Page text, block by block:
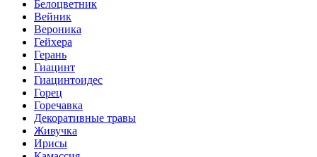
Белоцветник
Вейник
Вероника
Гейхера
Герань
Гиацинт
Гиацинтоидес
Горец
Горечавка
Декоративные травы
Живучка
Ирисы